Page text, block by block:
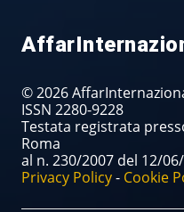
© 2026
ISSN 2280-9228
Testata registrata
Roma
al n. 230/2007 del 12/
Privacy Policy- Cookie